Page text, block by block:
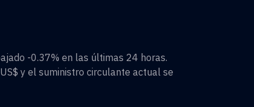
-0.37% en las últimas 24 horas.
y el suministro circulante actual se